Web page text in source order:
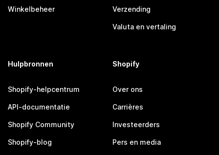
Winkelbeheer Verzending
Valuta en vertaling
Hulpbronnen
Shopify-helpcentrum
API-documentatie
Shopify Community
Shopify-blog
Shopify
Over ons
Carrières
Investeerders
Pers en media